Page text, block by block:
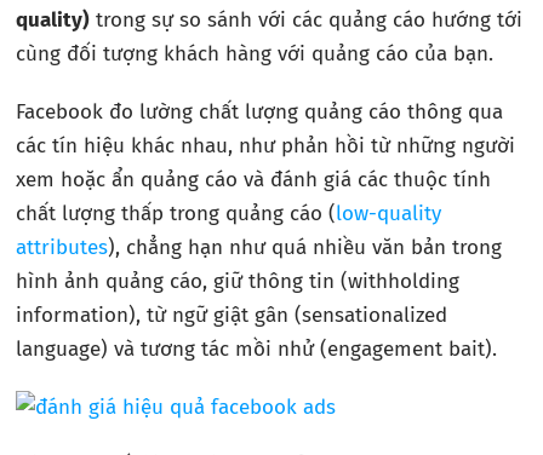
quality) trong sự so sánh với các quảng cáo hướng tới
cùng đối tượng khách hàng với quảng cáo của bạn.
Facebook đo lường chất lượng quảng cáo thông qua
các tín hiệu khác nhau, như phản hồi từ những người
xem hoặc ẩn quảng cáo và đánh giá các thuộc tính
chất lượng thấp trong quảng cáo (low-quality
attributes), chẳng hạn như quá nhiều văn bản trong
hình ảnh quảng cáo, giữ thông tin (withholding
information), từ ngữ giật gân (sensationalized
language) và tương tác mồi nhử (engagement bait).